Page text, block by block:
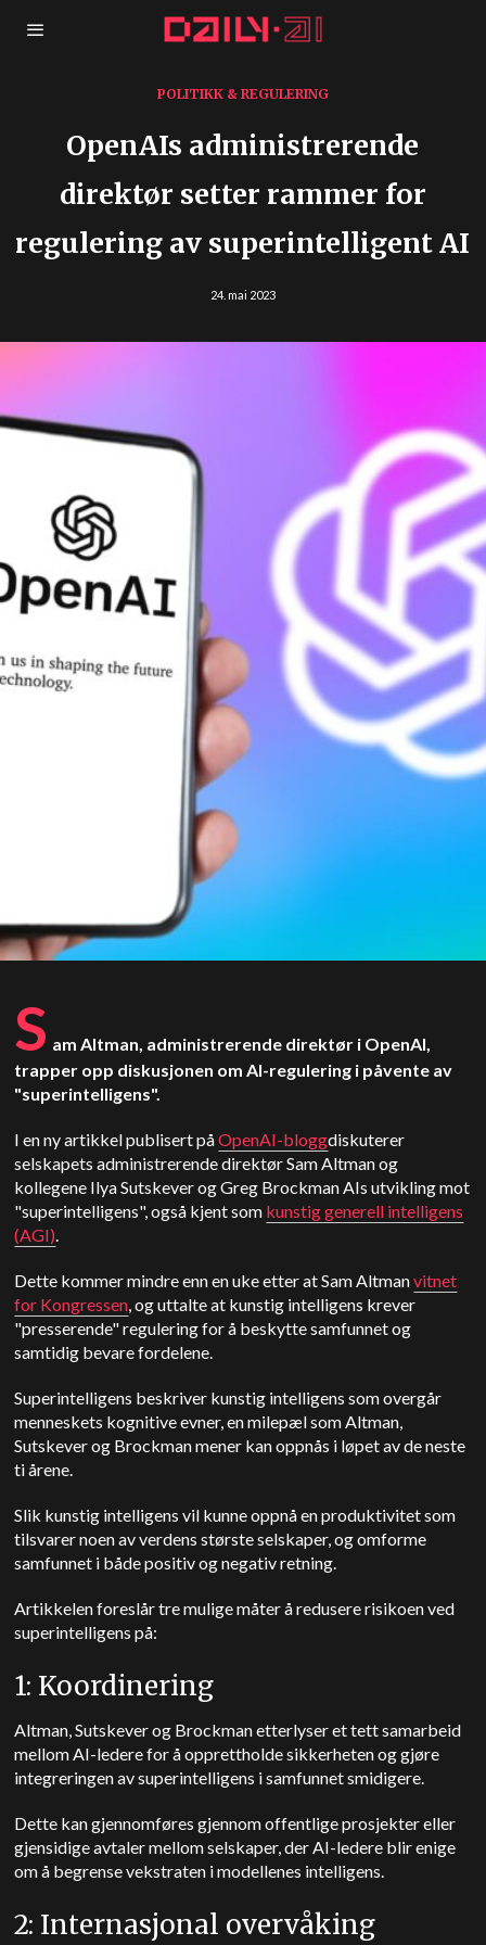
POLITIKK & REGULERING
OpenAIs administrerende
direktør setter rammer for
regulering av superintelligent AI
24. mai 2023
S am Altman, administrerende direktør i OpenAI,
trapper opp diskusjonen om AI-regulering i påvente av
"superintelligens".
I en ny artikkel publisert påOpenAI-bloggdiskuterer
selskapets administrerende direktør Sam Altman og
kollegene Ilya Sutskever og Greg Brockman AIs utvikling mot
"superintelligens", også kjent som kunstig generell intelligens
(AGI).
Dette kommer mindre enn en uke etter at Sam Altmanvitnet
for Kongressen, og uttalte at kunstig intelligens krever
"presserende" regulering for å beskytte samfunnet og
samtidig bevare fordelene.
Superintelligens beskriver kunstig intelligens som overgår
menneskets kognitive evner, en milepæl som Altman,
Sutskever og Brockman mener kan oppnås i løpet av de neste
ti årene.
Slik kunstig intelligens vil kunne oppnå en produktivitet som
tilsvarer noen av verdens største selskaper, og omforme
samfunnet i både positiv og negativ retning.
Artikkelen foreslår tre mulige måter å redusere risikoen ved
superintelligens på:
1: Koordinering
Altman, Sutskever og Brockman etterlyser et tett samarbeid
mellom AI-ledere for å opprettholde sikkerheten og gjøre
integreringen av superintelligens i samfunnet smidigere.
Dette kan gjennomføres gjennom offentlige prosjekter eller
gjensidige avtaler mellom selskaper, der AI-ledere blir enige
om å begrense vekstraten i modellenes intelligens.
2: Internasjonal overvåking